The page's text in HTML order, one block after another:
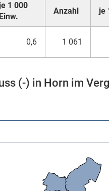
je 1 000
Einw.
Anzahl je
0,6 1 061
(-) in Horn im